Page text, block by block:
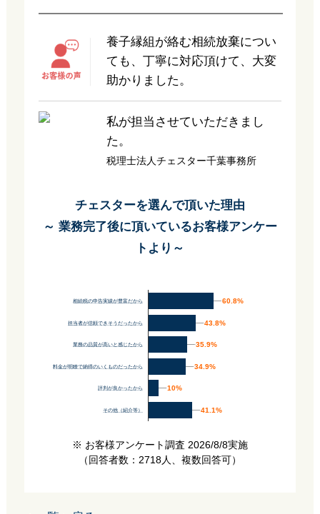
養子縁組が絡む相続放棄につい
ても、丁寧に対応頂けて、大変
助かりました。
私が担当させていただきまし
た。
税理士法人チェスター千葉事務所
チェスターを選んで頂いた理由
～ 業務完了後に頂いているお客様アンケー
トより～
相続税の申告実績が豊富だから
担当者が信頼できそうだったから
業務の品質が高いと感じたから
料金が明瞭で納得のいくものだったから
評判が良かったから
その他（紹介等）
60.8%
60.8%
43.8%
43.8%
35.9%
35.9%
34.9%
34.9%
10%
10%
41.1%
41.1%
※ お客様アンケート調査 2026/8/8実施
（回答者数：2718人、複数回答可）